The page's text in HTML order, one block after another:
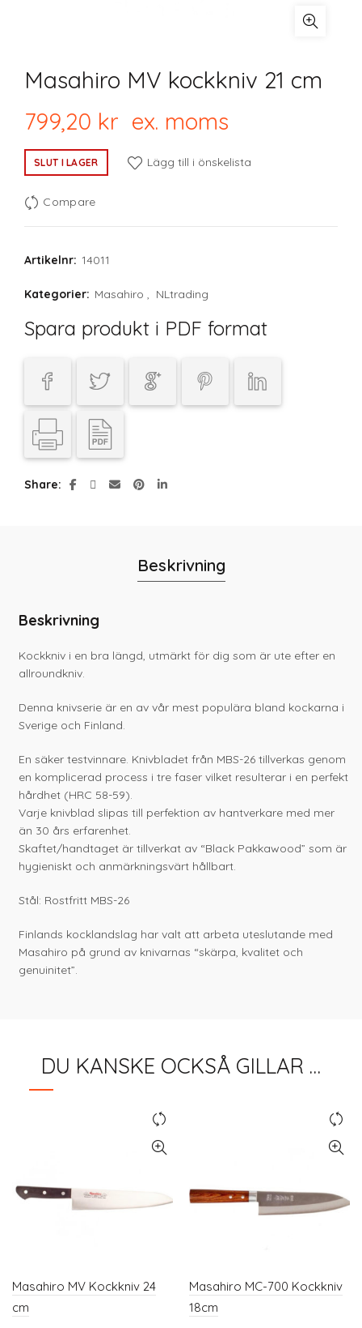
Masahiro MV kockkniv 21 cm
799,20 kr ex. moms
SLUT I LAGER Lägg till i önskelista
Compare
Artikelnr: 14011
Kategorier: Masahiro , NLtrading
Spara produkt i PDF format
Share
Beskrivning
Beskrivning
Kockkniv i en bra längd, utmärkt för dig som är ute efter en
allroundkniv.
Denna knivserie är en av vår mest populära bland kockarna i
Sverige och Finland.
En säker testvinnare. Knivbladet från MBS-26 tillverkas genom
en komplicerad process i tre faser vilket resulterar i en perfekt
hårdhet (HRC 58-59).
Varje knivblad slipas till perfektion av hantverkare med mer
än 30 års erfarenhet.
Skaftet/handtaget är tillverkat av “Black Pakkawood” som är
hygieniskt och anmärkningsvärt hållbart.
Stål: Rostfritt MBS-26
Finlands kocklandslag har valt att arbeta uteslutande med
Masahiro på grund av knivarnas “skärpa, kvalitet och
genuinitet”.
DU KANSKE OCKSÅ GILLAR …
Masahiro MV Kockkniv 24
cm
Masahiro MC-700 Kockkniv
18cm